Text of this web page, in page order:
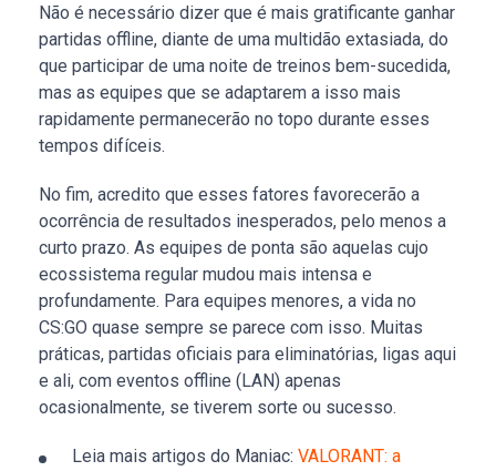
Não é necessário dizer que é mais gratificante ganhar
partidas offline, diante de uma multidão extasiada, do
que participar de uma noite de treinos bem-sucedida,
mas as equipes que se adaptarem a isso mais
rapidamente permanecerão no topo durante esses
tempos difíceis.
No fim, acredito que esses fatores favorecerão a
ocorrência de resultados inesperados, pelo menos a
curto prazo. As equipes de ponta são aquelas cujo
ecossistema regular mudou mais intensa e
profundamente. Para equipes menores, a vida no
CS:GO quase sempre se parece com isso. Muitas
práticas, partidas oficiais para eliminatórias, ligas aqui
e ali, com eventos offline (LAN) apenas
ocasionalmente, se tiverem sorte ou sucesso.
Leia mais artigos do Maniac: VALORANT: a